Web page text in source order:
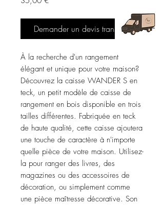
Demander un devis transport
À la recherche d'un rangement
élégant et unique pour votre maison?
Découvrez la caisse WANDER S en
teck, un petit modèle de caisse de
rangement en bois disponible en trois
tailles différentes. Fabriquée en teck
de haute qualité, cette caisse ajoutera
une touche de caractère à n'importe
quelle pièce de votre maison. Utilisez-
la pour ranger des livres, des
magazines ou des accessoires de
décoration, ou simplement comme
une pièce maîtresse décorative. Son